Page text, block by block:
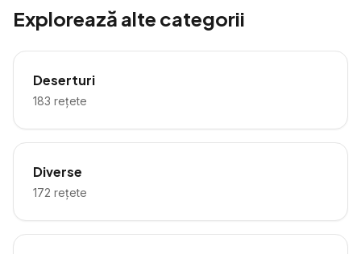
Explorează alte categorii
Deserturi
183 rețete
Diverse
172 rețete